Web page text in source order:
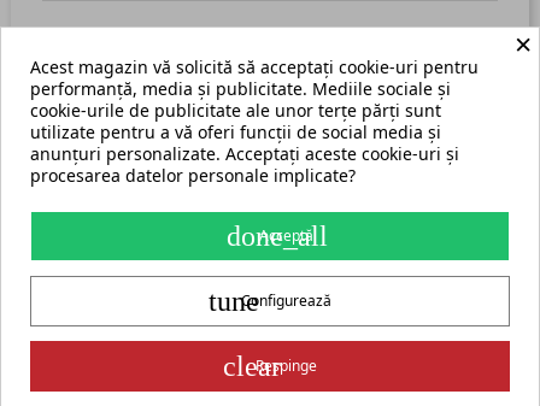
There are no available reviews.Scrie recenzia ta.
Termeni și condiții Harta site
S.C. ECHIPAMENTE ROMANIA s.r.l.
str. Grigore Ghica Voda nr. 3, Iași, cod postal 700503
contact@cormak.ro
+40 775 333 666
Partener oficial exclusiv al producătorului CORMAK Jerzy Zalewski
pentru piața din România.
✆Contact
×
Acest magazin vă solicită să acceptați cookie-uri pentru
performanță, media și publicitate. Mediile sociale și
cookie-urile de publicitate ale unor terțe părți sunt
utilizate pentru a vă oferi funcții de social media și
anunțuri personalizate. Acceptați aceste cookie-uri și
procesarea datelor personale implicate?
done_all
Acceptă
tuneConfigurează
clearRespinge